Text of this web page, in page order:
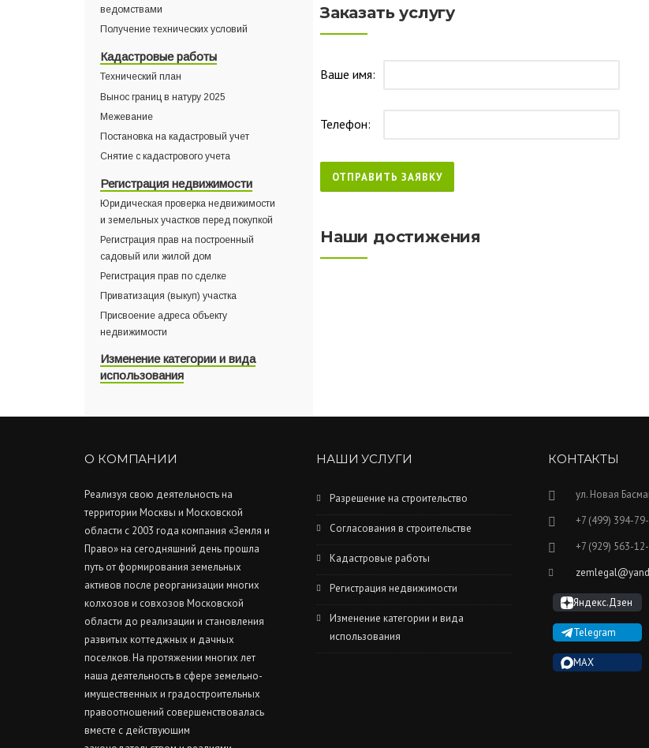
Заказать услугу
Ваше имя:
Телефон:
Наши достижения
ведомствами
Получение технических условий
Кадастровые работы
Технический план
Вынос границ в натуру 2025
Межевание
Постановка на кадастровый учет
Снятие с кадастрового учета
Регистрация недвижимости
Юридическая проверка недвижимости
и земельных участков перед покупкой
Регистрация прав на построенный
садовый или жилой дом
Регистрация прав по сделке
Приватизация (выкуп) участка
Присвоение адреса объекту
недвижимости
Изменение категории и вида
использования
О КОМПАНИИ
Реализуя свою деятельность на
территории Москвы и Московской
области с 2003 года компания «Земля и
Право» на сегодняшний день прошла
путь от формирования земельных
активов после реорганизации многих
колхозов и совхозов Московской
области до реализации и становления
развитых коттеджных и дачных
поселков. На протяжении многих лет
наша деятельность в сфере земельно-
имущественных и градостроительных
правоотношений совершенствовалась
вместе с действующим
НАШИ УСЛУГИ
Разрешение на строительство
Согласования в строительстве
Кадастровые работы
Регистрация недвижимости
Изменение категории и вида
использования
КОНТАКТЫ
ул. Новая
+7 (499) 394-
+7 (929) 563-
Яндекс.Дзен
Telegram
MAX